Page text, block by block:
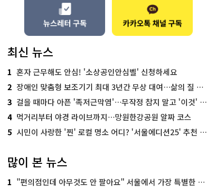
최신 뉴스
1 혼자 근무해도 안심! '소상공인안심벨' 신청하세요
2 장애인 맞춤형 보조기기 최대 3년간 무상 대여…삶의 질 높인다
3 걸을 때마다 아픈 '족저근막염'…무작정 참지 말고 '이것' 해보세요!
4 먹거리부터 야경 라이브까지…망원한강공원 알짜 코스
5 시민이 사랑한 '찐' 로컬 명소 어디? '서울에디션25' 추천 코스
많이 본 뉴스
1 "편의점인데 아무것도 안 팔아요" 서울에서 가장 특별한 편의점의 정체